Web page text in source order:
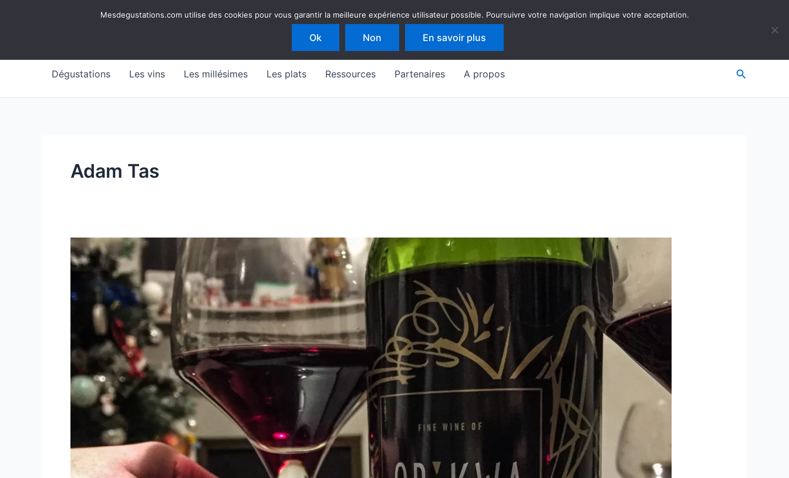
Mesdegustations
Dégustations Les vins Les millésimes Les plats Ressources Partenaires A propos
Adam Tas
Mesdegustations.com utilise des cookies pour vous garantir la meilleure expérience utilisateur possible. Poursuivre votre navigation implique votre acceptation.
Ok Non En savoir plus